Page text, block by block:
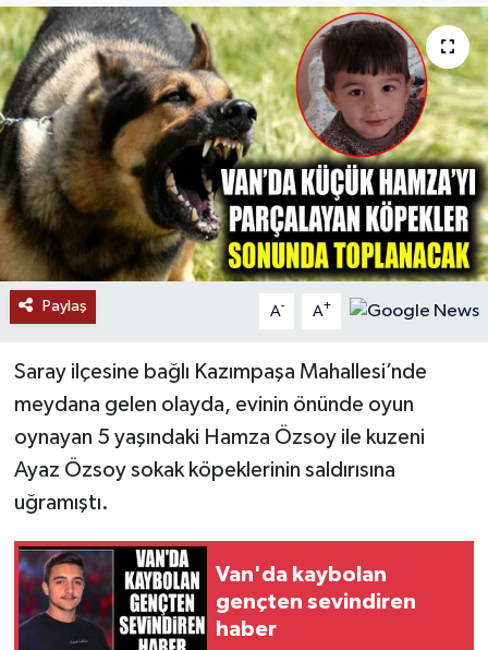
Paylaş A- A+
Saray ilçesine bağlı Kazımpaşa Mahallesi’nde
meydana gelen olayda, evinin önünde oyun
oynayan 5 yaşındaki Hamza Özsoy ile kuzeni
Ayaz Özsoy sokak köpeklerinin saldırısına
uğramıştı.
Van'da kaybolan
gençten sevindiren
haber